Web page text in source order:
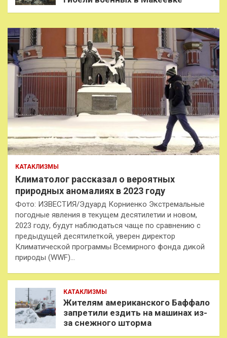
КАТАКЛИЗМЫ
Климатолог рассказал о вероятных
природных аномалиях в 2023 году
Фото: ИЗВЕСТИЯ/Эдуард Корниенко Экстремальные
погодные явления в текущем десятилетии и новом,
2023 году, будут наблюдаться чаще по сравнению с
предыдущей десятилеткой, уверен директор
Климатической программы Всемирного фонда дикой
природы (WWF)…
КАТАКЛИЗМЫ
Жителям американского Баффало
запретили ездить на машинах из-
за снежного шторма